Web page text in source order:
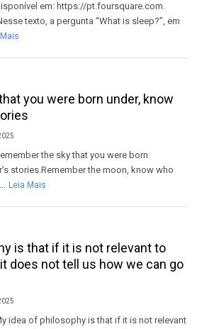
em: https://pt.foursquare.com.
texto, a pergunta “What is sleep?”, em
you were born under, know
the sky that you were born
stories.Remember the moon, know who
Leia Mais
is that if it is not relevant to
does not tell us how we can go
idea of philosophy is that if it is not relevant